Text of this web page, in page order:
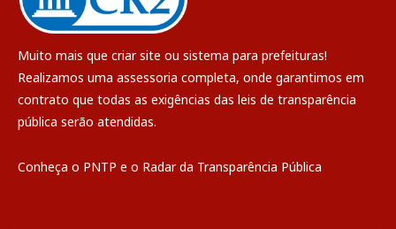
Muito mais que criar site ou sistema para prefeituras!
Realizamos uma assessoria completa, onde garantimos em
contrato que todas as exigências das leis de transparência
pública serão atendidas.
Conheça o PNTP e o Radar da Transparência Pública